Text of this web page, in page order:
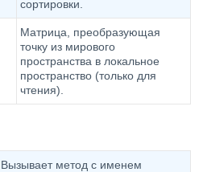
сортировки.
Матрица, преобразующая
точку из мирового
пространства в локальное
пространство (только для
чтения).
Вызывает метод с именем